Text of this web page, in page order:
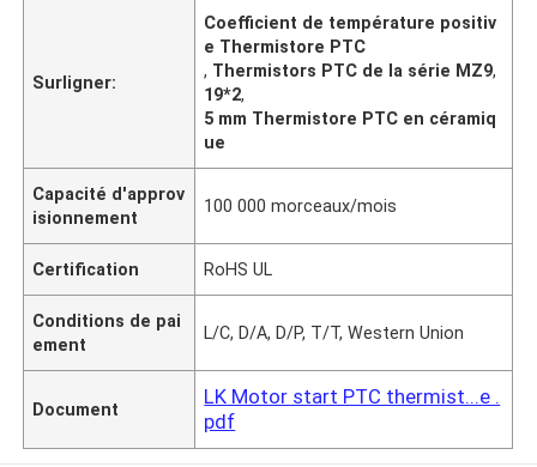
Surligner:
Coefficient de température positiv
e Thermistore PTC
, Thermistors PTC de la série MZ9,
19*2,
5 mm Thermistore PTC en céramiq
ue
Capacité d'approv
isionnement
100 000 morceaux/mois
Certification RoHS UL
Conditions de pai
ement
L/C, D/A, D/P, T/T, Western Union
Document
LK Motor start PTC thermist...e .
pdf